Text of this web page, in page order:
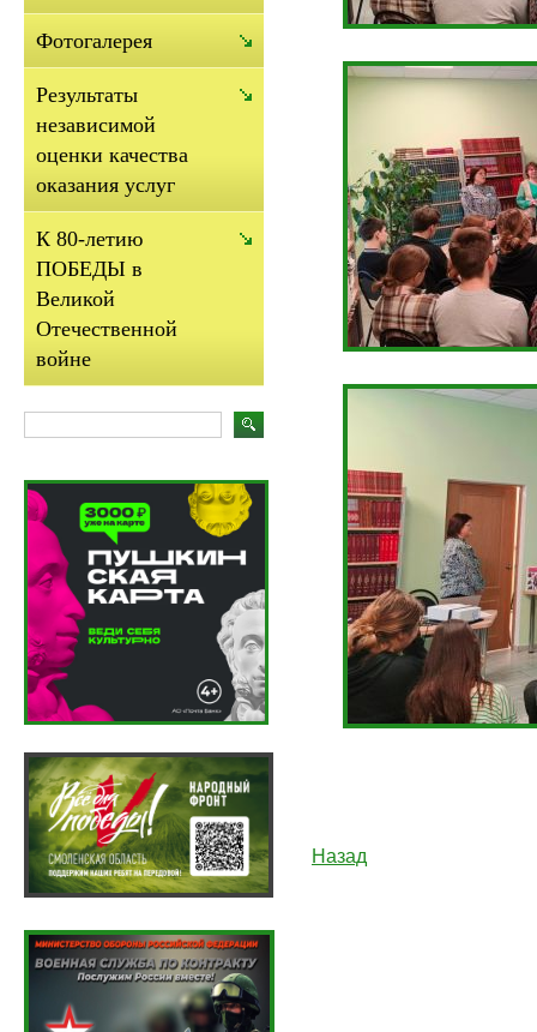
Назад
Фотогалерея
Результаты
независимой
оценки качества
оказания услуг
К 80-летию
ПОБЕДЫ в
Великой
Отечественной
войне